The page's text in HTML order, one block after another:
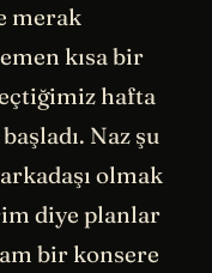
merak
kısa bir
hafta
Naz şu
olmak
diye planlar
bir konsere